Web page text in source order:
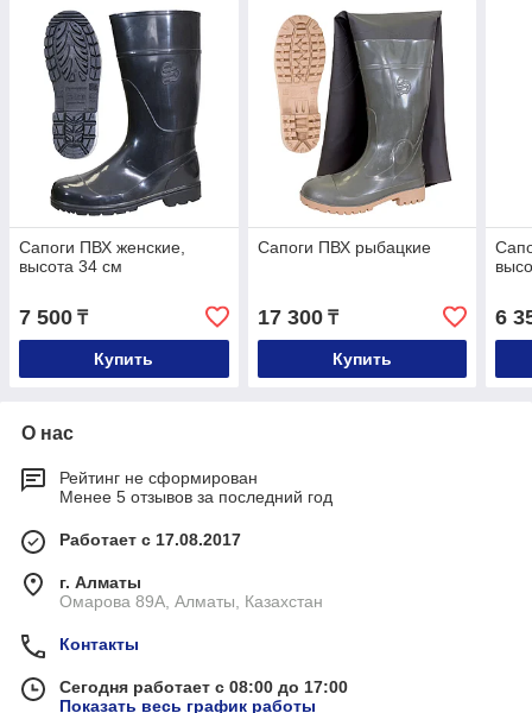
Сапоги ПВХ женские,
высота 34 см
7 500 ₸
Купить
Сапоги ПВХ рыбацкие
17 300₸
Купить
6
О нас
Рейтинг не сформирован
Менее 5 отзывов за последний год
Работает с 17.08.2017
г. Алматы
Омарова 89А, Алматы, Казахстан
Контакты
Сегодня работает с 08:00 до 17:00
Показать весь график работы